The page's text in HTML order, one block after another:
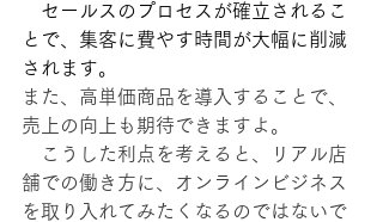
セールスのプロセスが確立されるこ
とで、集客に費やす時間が大幅に削減
されます。
また、高単価商品を導入することで、
売上の向上も期待できますよ。
こうした利点を考えると、リアル店
舗での働き方に、オンラインビジネス
を取り入れてみたくなるのではないで